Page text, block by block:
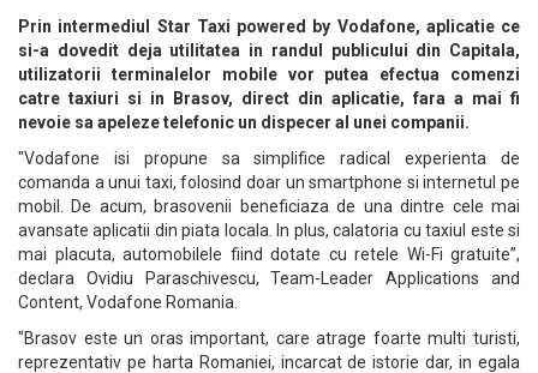
Prin intermediul Star Taxi powered by Vodafone, aplicatie ce
si-a dovedit deja utilitatea in randul publicului din Capitala,
utilizatorii terminalelor mobile vor putea efectua comenzi
catre taxiuri si in Brasov, direct din aplicatie, fara a mai fi
nevoie sa apeleze telefonic un dispecer al unei companii.
"Vodafone isi propune sa simplifice radical experienta de
comanda a unui taxi, folosind doar un smartphone si internetul pe
mobil. De acum, brasovenii beneficiaza de una dintre cele mai
avansate aplicatii din piata locala. In plus, calatoria cu taxiul este si
mai placuta, automobilele fiind dotate cu retele Wi-Fi gratuite”,
declara Ovidiu Paraschivescu, Team-Leader Applications and
Content, Vodafone Romania.
"Brasov este un oras important, care atrage foarte multi turisti,
reprezentativ pe harta Romaniei, incarcat de istorie dar, in egala